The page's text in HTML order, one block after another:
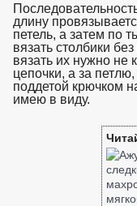
длину
петель, а затем по
вязать столбики
вязать их нужно не
цепочки, а за
поддетой крючком
имею в виду.